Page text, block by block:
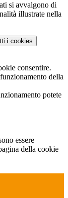
si avvalgono di
illustrate nella
i cookies
consentire.
della
potete
essere
della cookie